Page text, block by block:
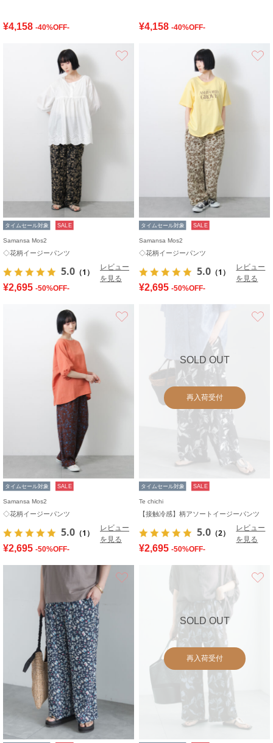
¥4,158 -40%OFF- ¥4,158 -40%OFF-
タイムセール対象 SALE
Samansa Mos2
◇花柄イージーパンツ
5.0 （1）
レビュー
を見る
¥2,695 -50%OFF-
タイムセール対象 SALE
Samansa Mos2
◇花柄イージーパンツ
5.0 （1）
レビュー
を見る
¥2,695 -50%OFF-
タイムセール対象 SALE
Samansa Mos2
◇花柄イージーパンツ
5.0 （1）
レビュー
を見る
¥2,695 -50%OFF-
SOLD OUT
再入荷受付
タイムセール対象 SALE
Te chichi
【接触冷感】柄アソートイージーパンツ
5.0 （2）
レビュー
を見る
¥2,695 -50%OFF-
SOLD OUT
再入荷受付